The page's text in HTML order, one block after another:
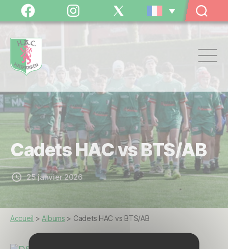
Facebook Instagram Twitter
Athlétic
Club
Cadets HAC vs BTS/AB
25 janvier 2026
Accueil >Albums > Cadets HAC vs BTS/AB
Panneau de gestion des cookies